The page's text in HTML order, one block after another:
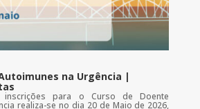
na Urgência |
inscrições para o Curso de Doente
realiza-se no dia 20 de Maio de 2026,